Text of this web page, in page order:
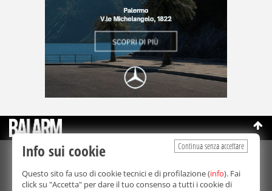
©Copyright 2003-2026
Bmedia Srl- P.IVA 07064240828
La riproduzione totale o parziale di tutti i contenuti, in qualunque
Continua senza accettare
Info sui cookie
Questo sito fa uso di cookie tecnici e di profilazione (info). Fai
click su "Accetta" per dare il tuo consenso a tutti i cookie di